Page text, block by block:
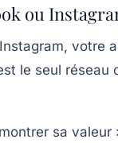
ou
votre
le seul réseau
sa